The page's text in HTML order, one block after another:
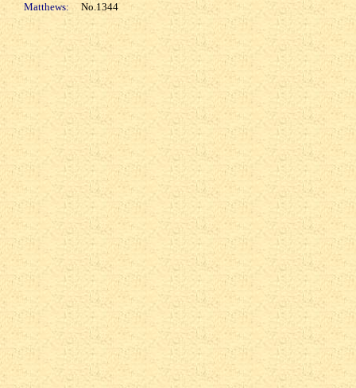
Matthews: No.1344